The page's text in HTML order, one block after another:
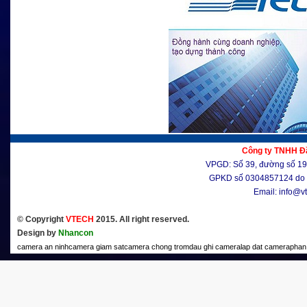
Công ty TNHH
VPGD: Số 39, đường số
GPKD số 0304857124
Email:
© Copyright VTECH 2015. All right reserved.
Design by Nhancon
camera an ninhcamera giam satcamera chong tromdau ghi cameralap dat camera